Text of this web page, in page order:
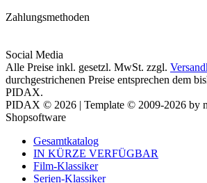
Zahlungsmethoden
Social Media
Alle Preise inkl. gesetzl. MwSt. zzgl.
durchgestrichenen Preise entsprechen dem
PIDAX.
PIDAX © 2026 | Template © 2009-2026 by
Shopsoftware
Gesamtkatalog
IN KÜRZE VERFÜGBAR
Film-Klassiker
Serien-Klassiker